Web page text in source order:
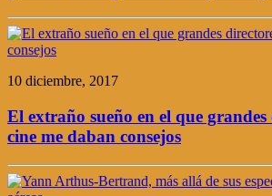
10 diciembre, 2017
El extraño sueño en el que grandes
cine me daban consejos